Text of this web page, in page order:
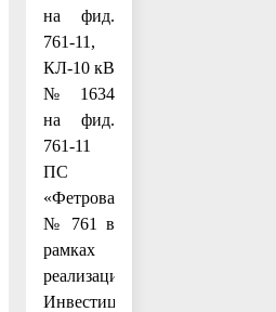
на фид.
761-11,
КЛ-10 кВ
№1634
на фид.
761-11
ПС
«Фетровая»
№ 761 в
рамках
реализации
Инвестиционной